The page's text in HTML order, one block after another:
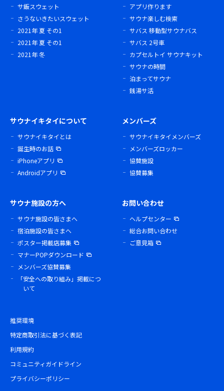
サ飯スウェット
さうないきたいスウェット
2021年 夏 その1
2021年 夏 その1
2021年 冬
アプリ作ります
サウナ楽しむ検索
サバス 移動型サウナバス
サバス 2号車
カプセルトイ サウナキット
サウナの時間
泊まってサウナ
銭湯サ活
サウナイキタイについて
サウナイキタイとは
誕生時のお話
iPhoneアプリ
Androidアプリ
メンバーズ
サウナイキタイメンバーズ
メンバーズロッカー
協賛施設
協賛募集
サウナ施設の方へ
サウナ施設の皆さまへ
宿泊施設の皆さまへ
ポスター掲載店募集
マナーPOPダウンロード
メンバーズ協賛募集
「安全への取り組み」掲載につ
いて
お問い合わせ
ヘルプセンター
総合お問い合わせ
ご意見箱
推奨環境
特定商取引法に基づく表記
利用規約
コミュニティガイドライン
プライバシーポリシー